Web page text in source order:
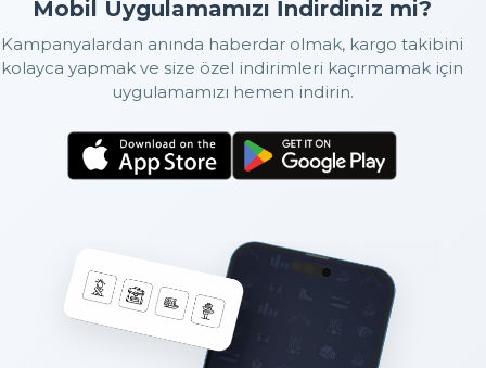
Mobil Uygulamamızı İndirdiniz mi?
Kampanyalardan anında haberdar olmak, kargo takibini
kolayca yapmak ve size özel indirimleri kaçırmamak için
uygulamamızı hemen indirin.